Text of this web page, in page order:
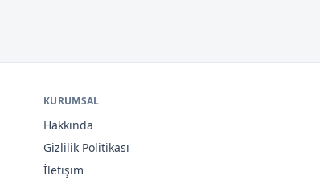
KURUMSAL
Hakkında
Gizlilik Politikası
İletişim